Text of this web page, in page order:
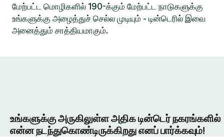
மேற்பட்ட மொழிகளில் 190-க்கும் மேற்பட்ட நாடுகளுக்கு
உங்களுக்கு அழைத்துச் செல்ல முடியும் - டின்டெரில் இவை
அனைத்தும் சாத்தியமாகும்.
உங்களுக்கு அருகிலுள்ள அதிக டின்டெர் நகரங்களில்
என்ன நடந்துகொண்டிருக்கிறது எனப் பார்க்கவும்!